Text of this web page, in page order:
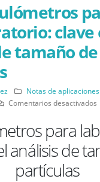
clave
tamaño de
Notas de aplicaciones
Comentarios desactivados
para
análisis de
partículas